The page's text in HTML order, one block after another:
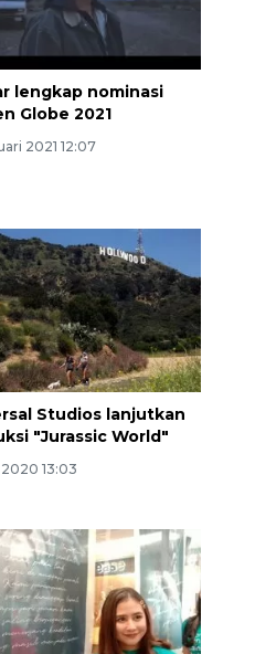
lengkap nominasi
Globe 2021
2021 12:07
Studios lanjutkan
"Jurassic World"
2020 13:03